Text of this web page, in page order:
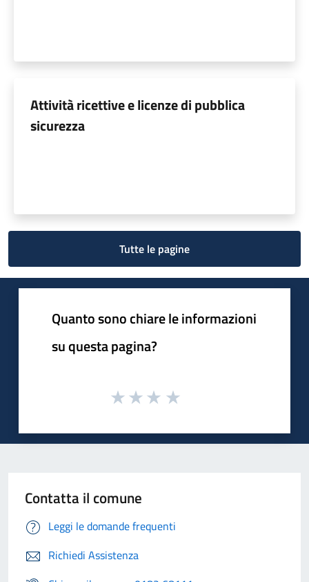
Attività ricettive e licenze di pubblica
sicurezza
Tutte le pagine
Quanto sono chiare le informazioni
su questa pagina?
Contatta il comune
Leggi le domande frequenti
Richiedi Assistenza